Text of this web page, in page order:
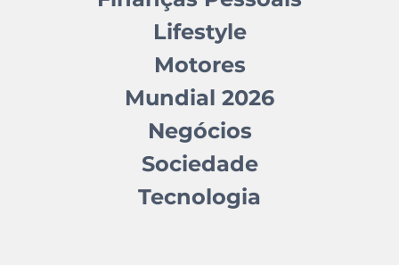
Lifestyle
Motores
Mundial 2026
Negócios
Sociedade
Tecnologia